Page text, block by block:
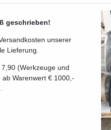
geschrieben!
unserer
Lieferung.
(Werkzeuge und
Warenwert € 1000,-